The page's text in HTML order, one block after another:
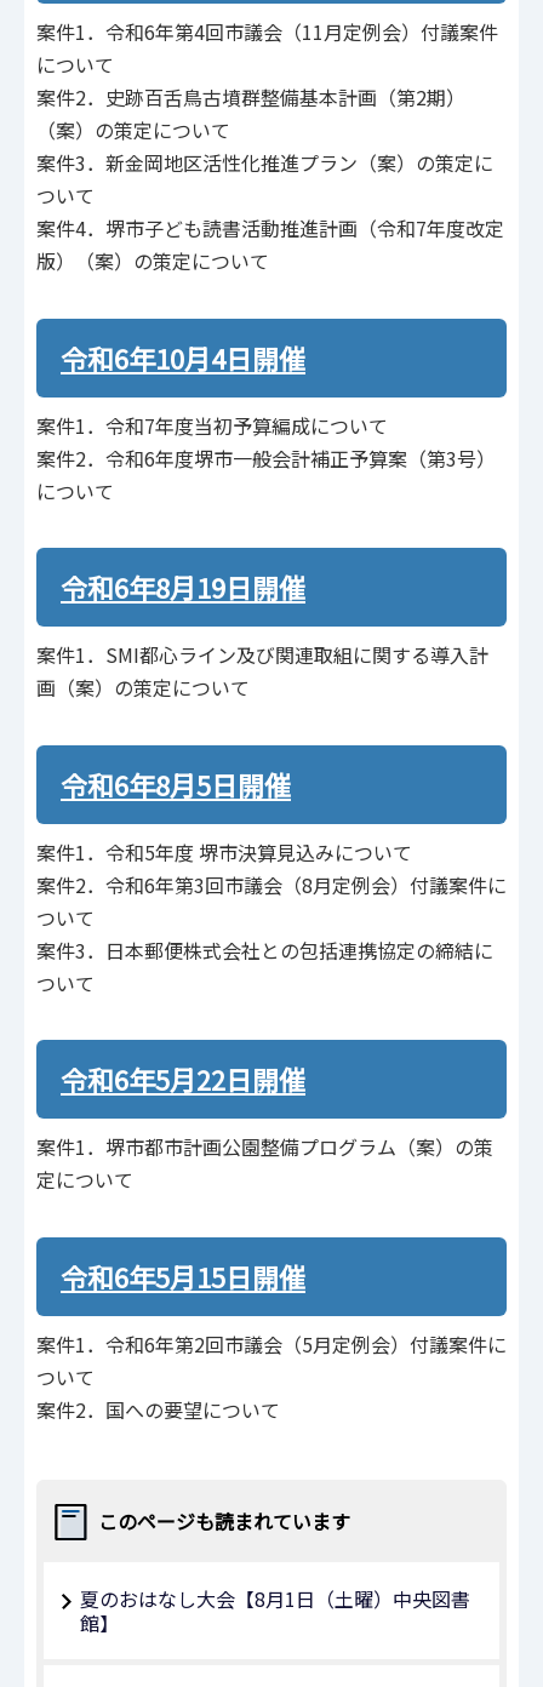
案件1．令和6年第4回市議会（11月定例会）付議案件
について
案件2．史跡百舌鳥古墳群整備基本計画（第2期）
（案）の策定について
案件3．新金岡地区活性化推進プラン（案）の策定に
ついて
案件4．堺市子ども読書活動推進計画（令和7年度改定
版）（案）の策定について
令和6年10月4日開催
案件1．令和7年度当初予算編成について
案件2．令和6年度堺市一般会計補正予算案（第3号）
について
令和6年8月19日開催
案件1．SMI都心ライン及び関連取組に関する導入計
画（案）の策定について
令和6年8月5日開催
案件1．令和5年度 堺市決算見込みについて
案件2．令和6年第3回市議会（8月定例会）付議案件に
ついて
案件3．日本郵便株式会社との包括連携協定の締結に
ついて
令和6年5月22日開催
案件1．堺市都市計画公園整備プログラム（案）の策
定について
令和6年5月15日開催
案件1．令和6年第2回市議会（5⽉定例会）付議案件に
ついて
案件2．国への要望について
このページも読まれています
夏のおはなし大会【8月1日（土曜）中央図書
館】